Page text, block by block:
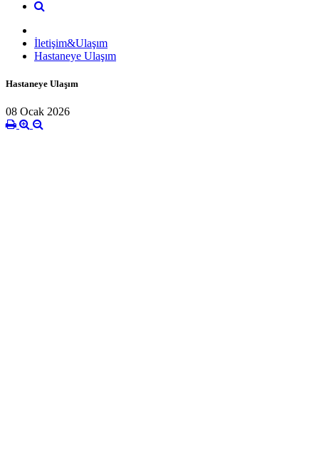
İletişim&Ulaşım
Hastaneye Ulaşım
Hastaneye Ulaşım
08 Ocak 2026